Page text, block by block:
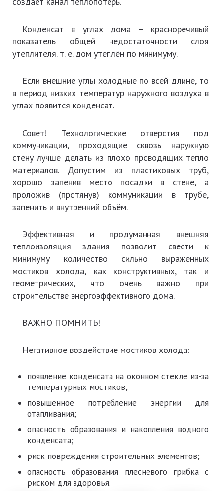
Конденсат в углах дома – красноречивый
показатель общей недостаточности слоя
утеплителя. т. е. дом утеплён по минимуму.
Если внешние углы холодные по всей длине, то
в период низких температур наружного воздуха в
углах появится конденсат.
Совет! Технологические отверстия под
коммуникации, проходящие сквозь наружную
стену лучше делать из плохо проводящих тепло
материалов. Допустим из пластиковых труб,
хорошо запенив место посадки в стене, а
проложив (протянув) коммуникации в трубе,
запенить и внутренний объём.
Эффективная и продуманная внешняя
теплоизоляция здания позволит свести к
минимуму количество сильно выраженных
мостиков холода, как конструктивных, так и
геометрических, что очень важно при
строительстве энергоэффективного дома.
ВАЖНО ПОМНИТЬ!
Негативное воздействие мостиков холода:
появление конденсата на оконном стекле из-за
температурных мостиков;
повышенное потребление энергии для
отапливания;
опасность образования и накопления водного
конденсата;
риск повреждения строительных элементов;
опасность образования плесневого грибка с
риском для здоровья.